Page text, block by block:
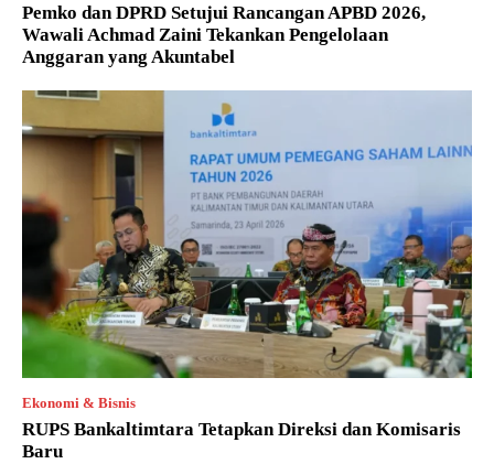
Pemko dan DPRD Setujui Rancangan APBD 2026,
Wawali Achmad Zaini Tekankan Pengelolaan
Anggaran yang Akuntabel
Ekonomi & Bisnis
RUPS Bankaltimtara Tetapkan Direksi dan Komisaris
Baru